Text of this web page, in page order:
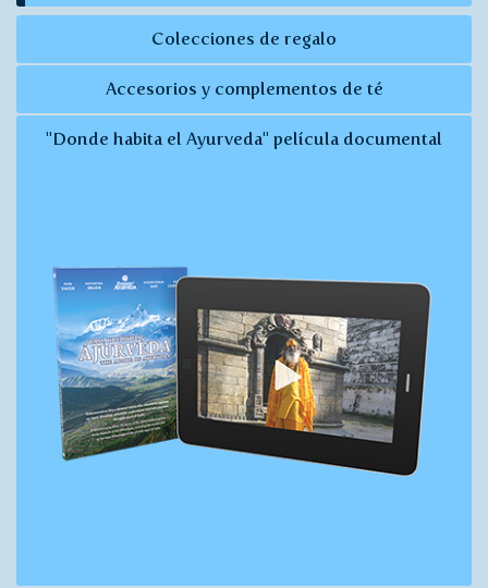
Colecciones de regalo
Accesorios y complementos de té
"Donde habita el Ayurveda" película documental